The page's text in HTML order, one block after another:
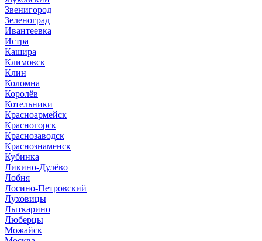
Звенигород
Зеленоград
Ивантеевка
Истра
Кашира
Климовск
Клин
Коломна
Королёв
Котельники
Красноармейск
Красногорск
Краснозаводск
Краснознаменск
Кубинка
Ликино-Дулёво
Лобня
Лосино-Петровский
Луховицы
Лыткарино
Люберцы
Можайск